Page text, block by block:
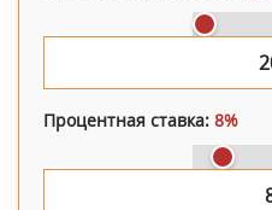
Процентная ставка: 8%